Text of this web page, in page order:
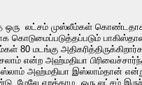
லட்சம் முஸ்லீம்கள் கொண்டதாக
80 மடங்கு
என்ற அஹ்மதியா
அஹ்மதியா இஸ்லாம்தான்
மேலே ஏறத்தாழ ஒரு லட்சம்